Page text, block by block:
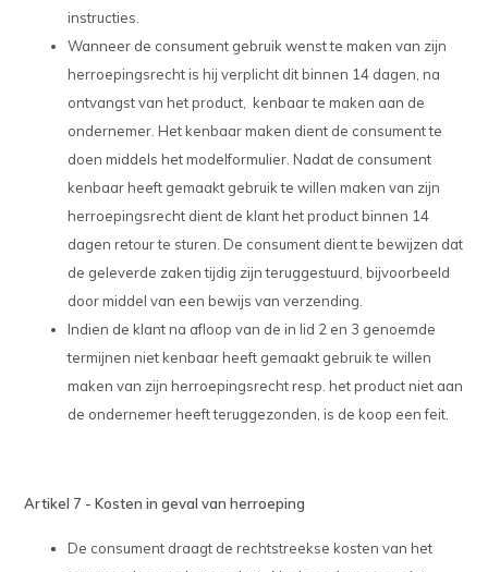
instructies.
Wanneer de consument gebruik wenst te maken van zijn
herroepingsrecht is hij verplicht dit binnen 14 dagen, na
ontvangst van het product, kenbaar te maken aan de
ondernemer. Het kenbaar maken dient de consument te
doen middels het modelformulier. Nadat de consument
kenbaar heeft gemaakt gebruik te willen maken van zijn
herroepingsrecht dient de klant het product binnen 14
dagen retour te sturen. De consument dient te bewijzen dat
de geleverde zaken tijdig zijn teruggestuurd, bijvoorbeeld
door middel van een bewijs van verzending.
Indien de klant na afloop van de in lid 2 en 3 genoemde
termijnen niet kenbaar heeft gemaakt gebruik te willen
maken van zijn herroepingsrecht resp. het product niet aan
de ondernemer heeft teruggezonden, is de koop een feit.
Artikel 7 - Kosten in geval van herroeping
De consument draagt de rechtstreekse kosten van het